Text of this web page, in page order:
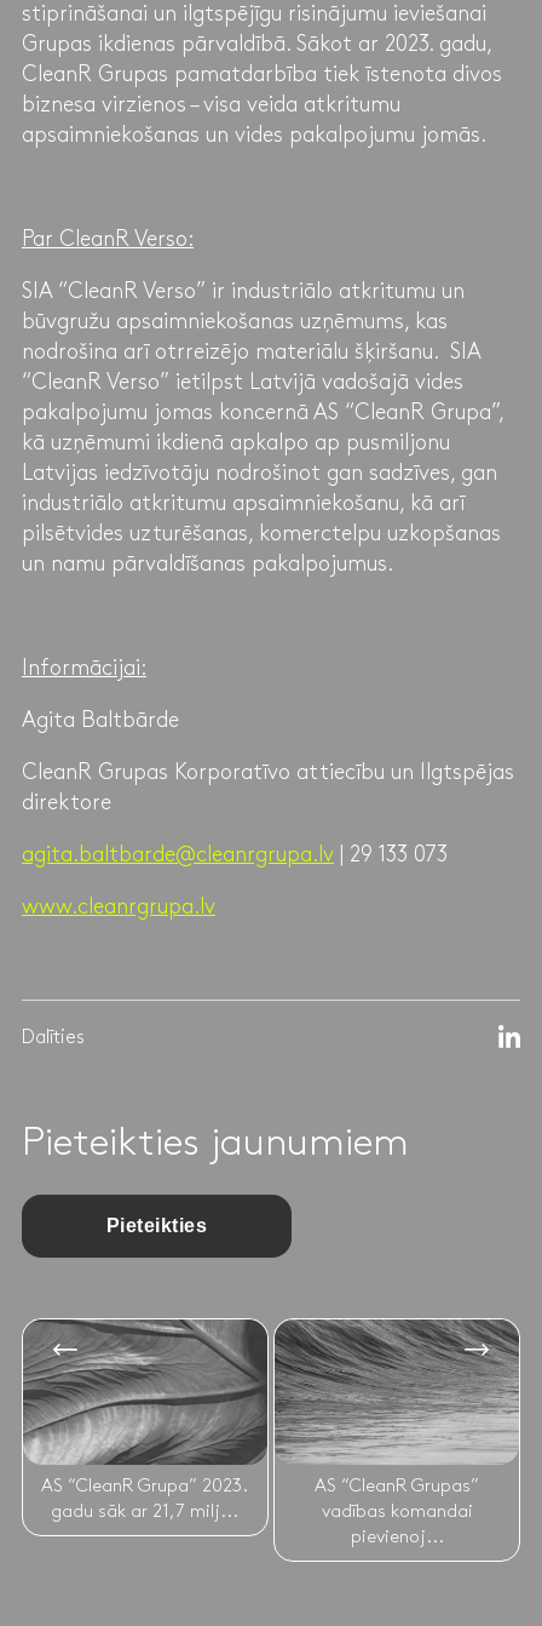
stiprināšanai un ilgtspējīgu risinājumu ieviešanai
Grupas ikdienas pārvaldībā. Sākot ar 2023. gadu,
CleanR Grupas pamatdarbība tiek īstenota divos
biznesa virzienos – visa veida atkritumu
apsaimniekošanas un vides pakalpojumu jomās.
Par CleanR Verso:
SIA “CleanR Verso” ir industriālo atkritumu un
būvgružu apsaimniekošanas uzņēmums, kas
nodrošina arī otrreizējo materiālu šķiršanu. SIA
“CleanR Verso” ietilpst Latvijā vadošajā vides
pakalpojumu jomas koncernā AS “CleanR Grupa”,
kā uzņēmumi ikdienā apkalpo ap pusmiljonu
Latvijas iedzīvotāju nodrošinot gan sadzīves, gan
industriālo atkritumu apsaimniekošanu, kā arī
pilsētvides uzturēšanas, komerctelpu uzkopšanas
un namu pārvaldīšanas pakalpojumus.
Informācijai:
Agita Baltbārde
CleanR Grupas Korporatīvo attiecību un Ilgtspējas
direktore
agita.baltbarde@cleanrgrupa.lv| 29 133 073
www.cleanrgrupa.lv
Dalīties
Pieteikties jaunumiem
Pieteikties
AS “CleanR Grupa” 2023.
gadu sāk ar 21,7 milj...
AS “CleanR Grupas”
vadības komandai
pievienoj...